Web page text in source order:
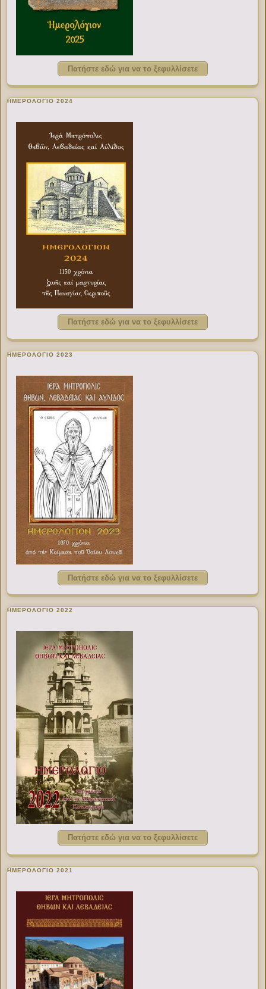
Πατήστε εδώ για να το ξεφυλλίσετε
ΗΜΕΡΟΛΟΓΙΟ 2024
Πατήστε εδώ για να το ξεφυλλίσετε
ΗΜΕΡΟΛΟΓΙΟ 2023
Πατήστε εδώ για να το ξεφυλλίσετε
ΗΜΕΡΟΛΟΓΙΟ 2022
Πατήστε εδώ για να το ξεφυλλίσετε
ΗΜΕΡΟΛΟΓΙΟ 2021